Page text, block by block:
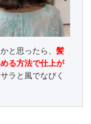
と思ったら、 髪
る方法で仕上が
ラと風でなびく